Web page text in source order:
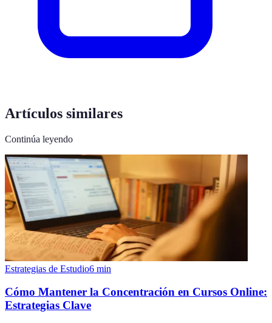
Artículos similares
Continúa leyendo
Estrategias de Estudio6 min
Cómo Mantener la Concentración en Cursos Online:
Estrategias Clave